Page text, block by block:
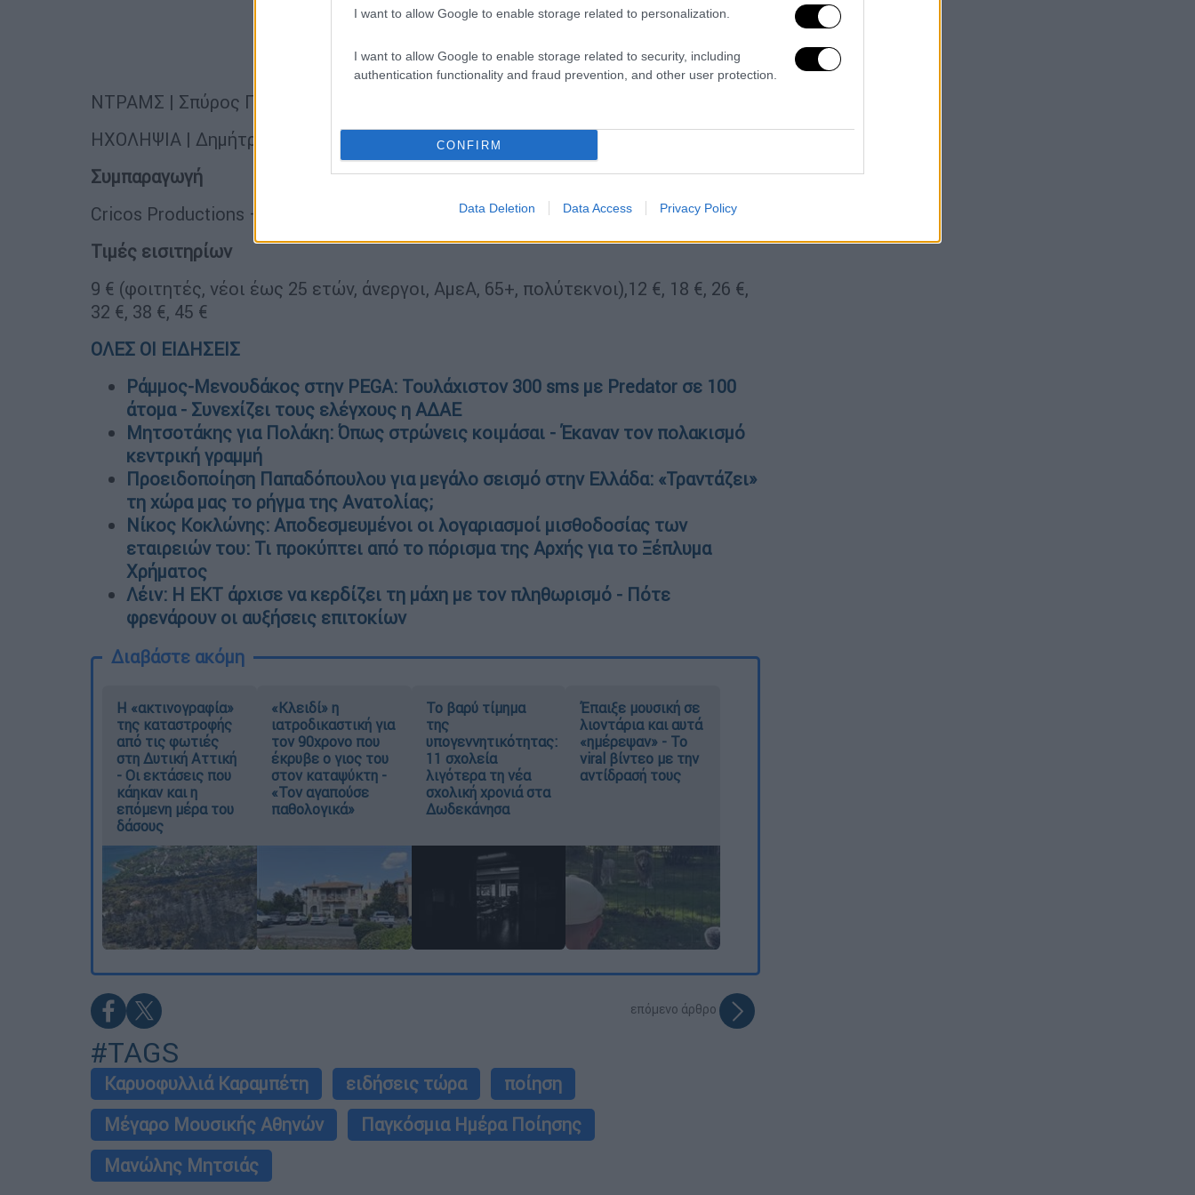
I want to allow Google to enable storage related to personalization.
I want to allow Google to enable storage related to security, including
authentication functionality and fraud prevention, and other user protection.
CONFIRM
Data Deletion Data Access Privacy Policy
ΝΤΡΑΜΣ | Σπύρος Παναγιωτόπουλος
ΗΧΟΛΗΨΙΑ | Δημήτρης Μπουρμπούλης, Γιώργος Κολεβέντης
Συμπαραγωγή
Cricos Productions – Μέγαρο Μουσικής Αθηνών
Τιμές εισιτηρίων
9 € (φοιτητές, νέοι έως 25 ετών, άνεργοι, ΑμεΑ, 65+, πολύτεκνοι),12 €, 18 €, 26 €,
32 €, 38 €, 45 €
ΟΛΕΣ ΟΙ ΕΙΔΗΣΕΙΣ
Ράμμος-Μενουδάκος στην PEGA: Τουλάχιστον 300 sms με Predator σε 100
άτομα - Συνεχίζει τους ελέγχους η ΑΔΑΕ
Μητσοτάκης για Πολάκη: Όπως στρώνεις κοιμάσαι - Έκαναν τον πολακισμό
κεντρική γραμμή
Προειδοποίηση Παπαδόπουλου για μεγάλο σεισμό στην Ελλάδα: «Τραντάζει»
τη χώρα μας το ρήγμα της Ανατολίας;
Nίκος Κοκλώνης: Αποδεσμευμένοι οι λογαριασμοί μισθοδοσίας των
εταιρειών του: Τι προκύπτει από το πόρισμα της Αρχής για το Ξέπλυμα
Χρήματος
Λέιν: Η ΕΚΤ άρχισε να κερδίζει τη μάχη με τον πληθωρισμό - Πότε
φρενάρουν οι αυξήσεις επιτοκίων
Διαβάστε ακόμη
Η «ακτινογραφία»
της καταστροφής
από τις φωτιές
στη Δυτική Αττική
- Οι εκτάσεις που
κάηκαν και η
επόμενη μέρα του
δάσους
«Κλειδί» η
ιατροδικαστική για
τον 90χρονο που
έκρυβε ο γιος του
στον καταψύκτη -
«Τον αγαπούσε
παθολογικά»
Το βαρύ τίμημα
της
υπογεννητικότητας:
11 σχολεία
λιγότερα τη νέα
σχολική χρονιά στα
Δωδεκάνησα
Έπαιξε μουσική σε
λιοντάρια και αυτά
«ημέρεψαν» - Το
viral βίντεο με την
αντίδρασή τους
επόμενο άρθρο
#TAGS
Καρυοφυλλιά Καραμπέτη ειδήσεις τώρα
ποίηση
Μέγαρο Μουσικής Αθηνών
Παγκόσμια Ημέρα Ποίησης
Μανώλης Μητσιάς